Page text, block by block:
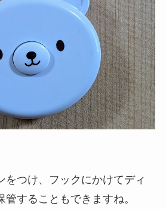
をつけ、フックにかけてディ
管することもできますね。